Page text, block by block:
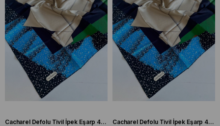
Cacharel Defolu Tivil İpek Eşarp 43538 Siyah Karışık Desen
Cacharel Defolu Tivil İpek Eşarp 43539 Siyah Karışık Desen